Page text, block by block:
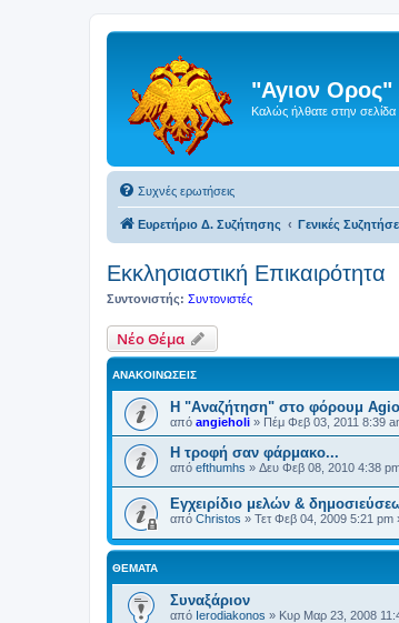
"Αγιον Ορος"
Καλώς ήλθατε στην σελίδα
Συχνές ερωτήσεις
Ευρετήριο Δ. Συζήτησης Γενικές
Εκκλησιαστική Επικαιρότητα
Συντονιστής: Συντονιστές
Νέο Θέμα
ΑΝΑΚΟΙΝΏΣΕΙΣ
Η "Αναζήτηση" στο φόρουμ
από angieholi » Πέμ Φεβ 03, 2011 8:39
H τροφή σαν φάρμακο...
από efthumhs » Δευ Φεβ 08, 2010 4:38
Εγχειρίδιο μελών &
από Christos » Τετ Φεβ 04, 2009 5:21 pm
ΘΈΜΑΤΑ
Συναξάριον
από Ierodiakonos » Κυρ Μαρ 23, 2008